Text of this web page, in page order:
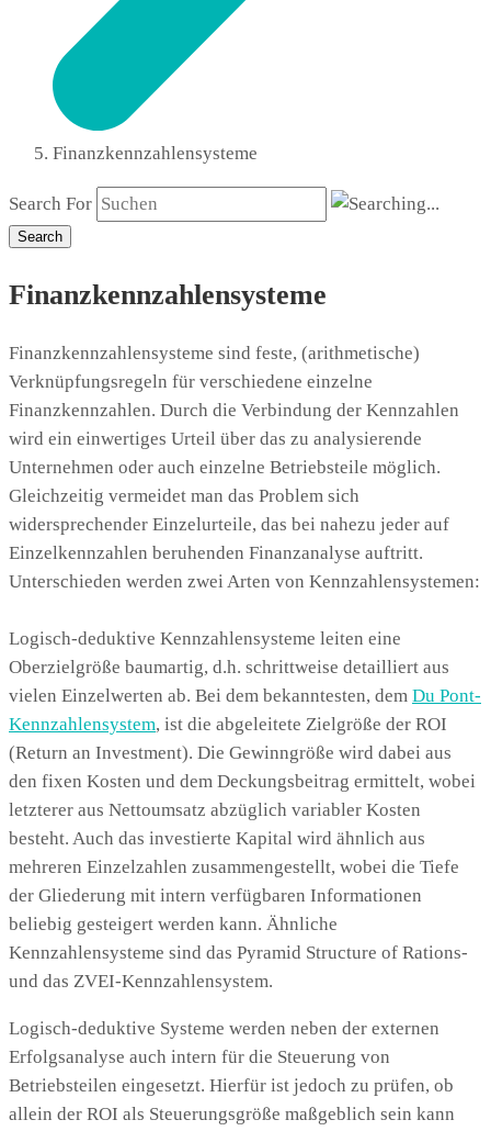
Finanzkennzahlensysteme
Search For
Search
Finanzkennzahlensysteme
Finanzkennzahlensysteme sind feste, (arithmetische)
Verknüpfungsregeln für verschiedene einzelne
Finanzkennzahlen. Durch die Verbindung der Kennzahlen
wird ein einwertiges Urteil über das zu analysierende
Unternehmen oder auch einzelne Betriebsteile möglich.
Gleichzeitig vermeidet man das Problem sich
widersprechender Einzelurteile, das bei nahezu jeder auf
Einzelkennzahlen beruhenden Finanzanalyse auftritt.
Unterschieden werden zwei Arten von Kennzahlensystemen:
Logisch-deduktive Kennzahlensysteme leiten eine
Oberzielgröße baumartig, d.h. schrittweise detailliert aus
vielen Einzelwerten ab. Bei dem bekanntesten, dem Du Pont-
Kennzahlensystem, ist die abgeleitete Zielgröße der ROI
(Return an Investment). Die Gewinngröße wird dabei aus
den fixen Kosten und dem Deckungsbeitrag ermittelt, wobei
letzterer aus Nettoumsatz abzüglich variabler Kosten
besteht. Auch das investierte Kapital wird ähnlich aus
mehreren Einzelzahlen zusammengestellt, wobei die Tiefe
der Gliederung mit intern verfügbaren Informationen
beliebig gesteigert werden kann. Ähnliche
Kennzahlensysteme sind das Pyramid Structure of Rations-
und das ZVEI-Kennzahlensystem.
Logisch-deduktive Systeme werden neben der externen
Erfolgsanalyse auch intern für die Steuerung von
Betriebsteilen eingesetzt. Hierfür ist jedoch zu prüfen, ob
allein der ROI als Steuerungsgröße maßgeblich sein kann